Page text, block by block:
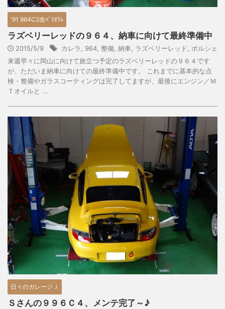
'91 964C2改ﾊﾞﾘｵﾗﾑ
ラズベリーレッドの９６４、納車に向けて最終準備中
2015/5/9 カレラ 964 整備 納車 ラズベリーレッド
ポルシェ
来週早々に岡山に向けて旅立つ予定のラズベリーレッドの９６４です
が、ただいま納車に向けての最終準備中です。 これまでに基本的な点
検・整備やガラスコーティングは完了してますが、最後にエンジン／Ｍ
Ｔオイルと ...
日々のガレージＪ
Ｓさんの９９６Ｃ４、メンテ完了～♪